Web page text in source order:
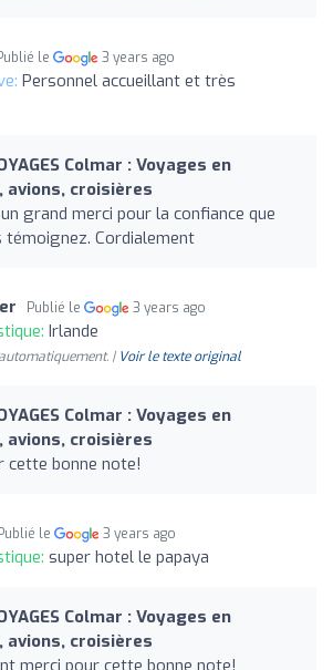
le 3 years ago
Personnel accueillant et très
Colmar : Voyages en
avions, croisières
grand merci pour la confiance que
témoignez. Cordialement
Publié le 3 years ago
Irlande
| Voir le texte original
Colmar : Voyages en
avions, croisières
cette bonne note!
Publié le 3 years ago
super hotel le papaya
Colmar : Voyages en
avions, croisières
merci pour cette bonne note!